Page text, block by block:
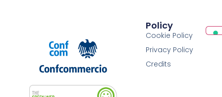
Policy
Cookie Policy
Privacy Policy
Credits